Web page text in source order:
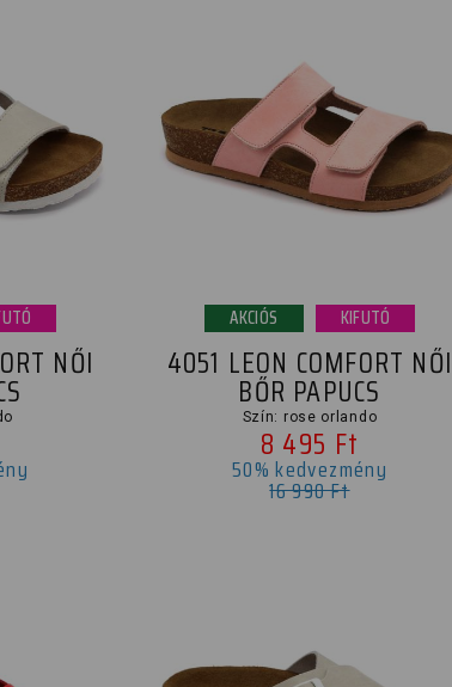
NŐI
AKCIÓS KIFUTÓ
4051 LEON COMFORT NŐI
BŐR PAPUCS
Szín: rose orlando
8 495 Ft
50% kedvezmény
16 990 Ft